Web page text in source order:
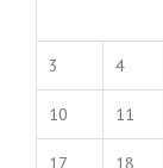
3 4
10 11
17 18